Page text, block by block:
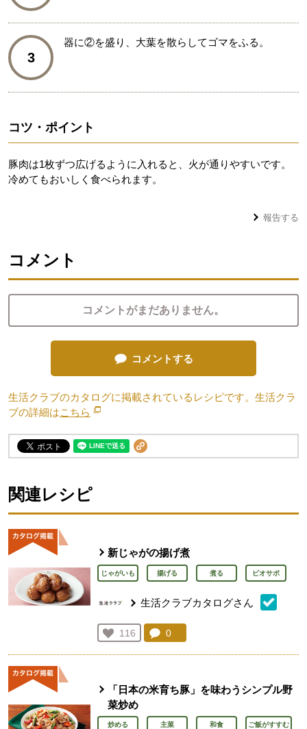
3
器に②を盛り、大葉を散らしてゴマをふる。
コツ・ポイント
豚肉は1枚ずつ広げるように入れると、火が通りやすいです。
冷めてもおいしく食べられます。
報告する
コメント
コメントがまだありません。
コメントする
生活クラブのカタログに掲載されているレシピです。生活クラ
ブの詳細はこちら 別のウィンドウで開きます。
関連レシピ
新じゃがの揚げ煮
じゃがいも 揚げる 煮る ビオサポ
生活クラブカタログさん
お気に入り登録：
116
人が登録
コメント：
0
「日本の米育ち豚」を味わうシンプル野
菜炒め
炒める 主菜 和食 ご飯がすすむ